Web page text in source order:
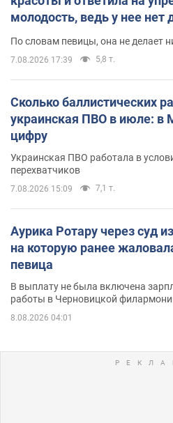
молодость, ведь у нее нет
По словам певицы, она не делает
7.08.2026 17:39 5,8 т.
Сколько баллистических
украинская ПВО в июле: в
цифру
Украинская ПВО работала в
перехватчиков
7.08.2026 15:09 7,1 т.
Аурика Ротару через суд
на которую ранее
певица
В выплату не была включена
работы в Черновицкой
8.08.2026 04:01